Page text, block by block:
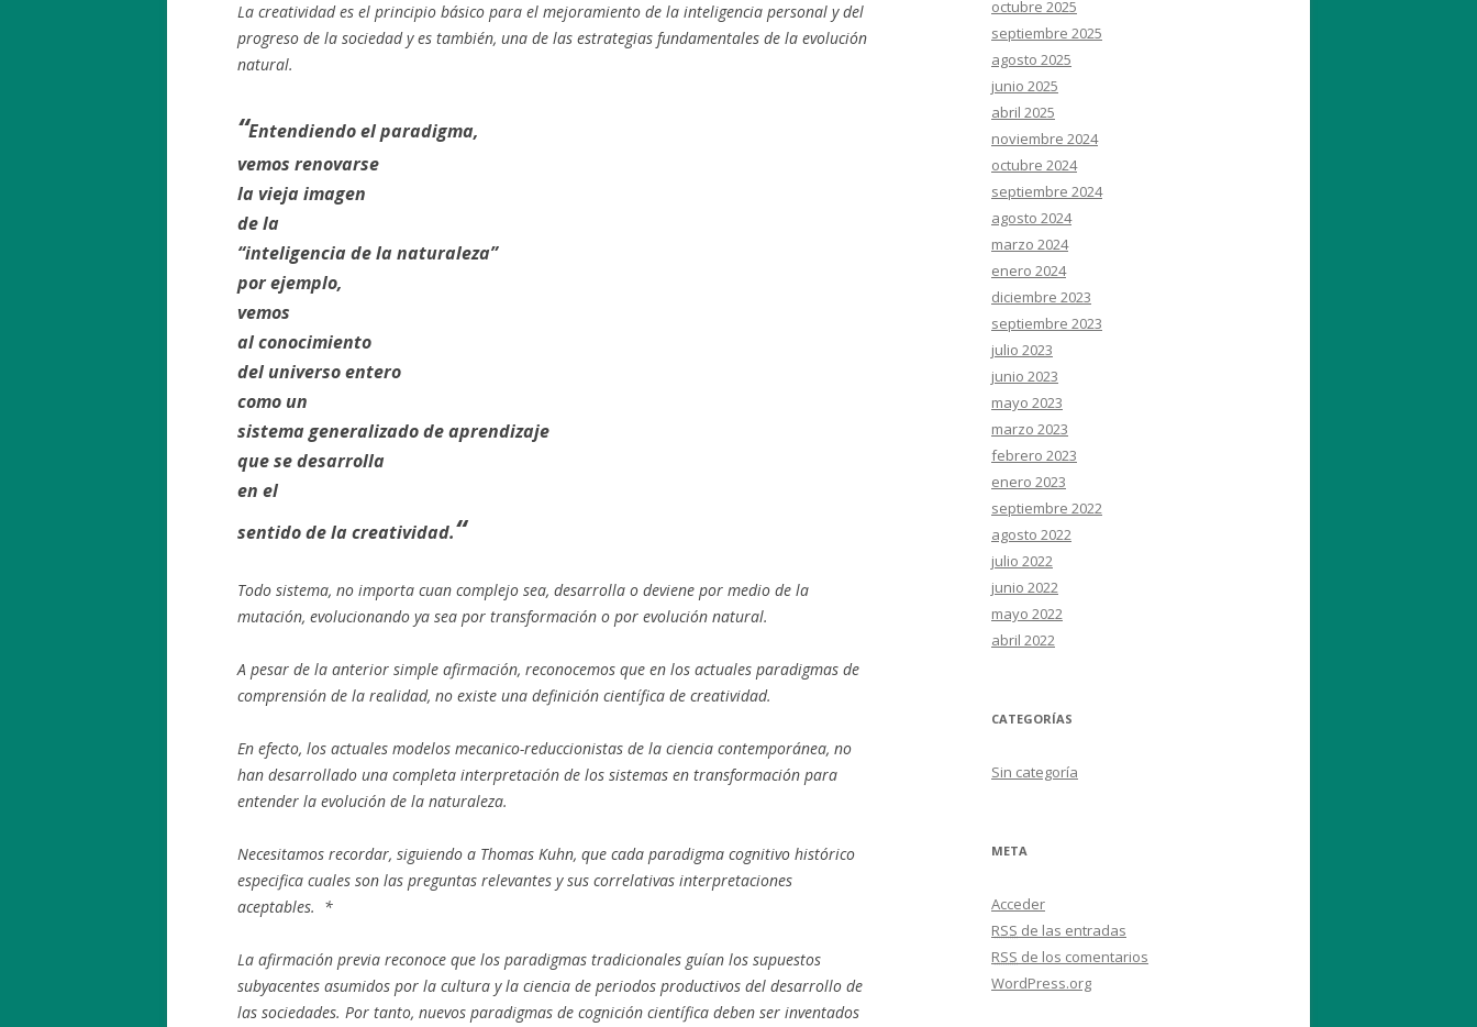
La creatividad es el principio básico para el mejoramiento de la inteligencia personal y del
progreso de la sociedad y es también, una de las estrategias fundamentales de la evolución
natural.
“Entendiendo el paradigma,
vemos renovarse
la vieja imagen
de la
“inteligencia de la naturaleza”
por ejemplo,
vemos
al conocimiento
del universo entero
como un
sistema generalizado de aprendizaje
que se desarrolla
en el
sentido de la creatividad.“
Todo sistema, no importa cuan complejo sea, desarrolla o deviene por medio de la
mutación, evolucionando ya sea por transformación o por evolución natural.
A pesar de la anterior simple afirmación, reconocemos que en los actuales paradigmas de
comprensión de la realidad, no existe una definición científica de creatividad.
En efecto, los actuales modelos mecanico-reduccionistas de la ciencia contemporánea, no
han desarrollado una completa interpretación de los sistemas en transformación para
entender la evolución de la naturaleza.
Necesitamos recordar, siguiendo a Thomas Kuhn, que cada paradigma cognitivo histórico
especifica cuales son las preguntas relevantes y sus correlativas interpretaciones
aceptables. *
La afirmación previa reconoce que los paradigmas tradicionales guían los supuestos
subyacentes asumidos por la cultura y la ciencia de periodos productivos del desarrollo de
las sociedades. Por tanto, nuevos paradigmas de cognición científica deben ser inventados
octubre 2025
septiembre 2025
agosto 2025
junio 2025
abril 2025
noviembre 2024
octubre 2024
septiembre 2024
agosto 2024
marzo 2024
enero 2024
diciembre 2023
septiembre 2023
julio 2023
junio 2023
mayo 2023
marzo 2023
febrero 2023
enero 2023
septiembre 2022
agosto 2022
julio 2022
junio 2022
mayo 2022
abril 2022
CATEGORÍAS
Sin categoría
META
Acceder
RSS de las entradas
RSS de los comentarios
WordPress.org